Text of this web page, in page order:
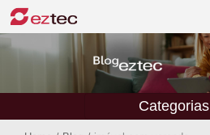
Categorias